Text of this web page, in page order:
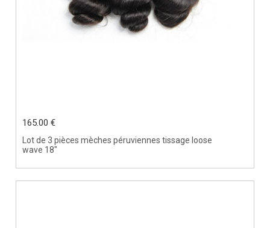
Lot de 3 pièces mèches péruviennes tissage loose
wave 18"
165.00 €